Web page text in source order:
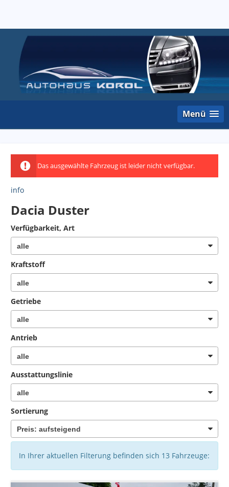
Menü
Das ausgewählte Fahrzeug ist leider nicht verfügbar.
info
Dacia Duster
Verfügbarkeit, Art
Kraftstoff
Getriebe
Antrieb
Ausstattungslinie
Sortierung
In Ihrer aktuellen Filterung befinden sich 13 Fahrzeuge: